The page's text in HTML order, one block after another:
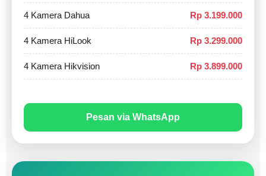
4 Kamera Dahua Rp 3.199.000
4 Kamera HiLook Rp 3.299.000
4 Kamera Hikvision Rp 3.899.000
Pesan via WhatsApp